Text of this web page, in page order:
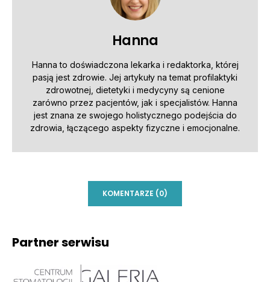
Hanna
Hanna to doświadczona lekarka i redaktorka, której
pasją jest zdrowie. Jej artykuły na temat profilaktyki
zdrowotnej, dietetyki i medycyny są cenione
zarówno przez pacjentów, jak i specjalistów. Hanna
jest znana ze swojego holistycznego podejścia do
zdrowia, łączącego aspekty fizyczne i emocjonalne.
KOMENTARZE (0)
Partner serwisu